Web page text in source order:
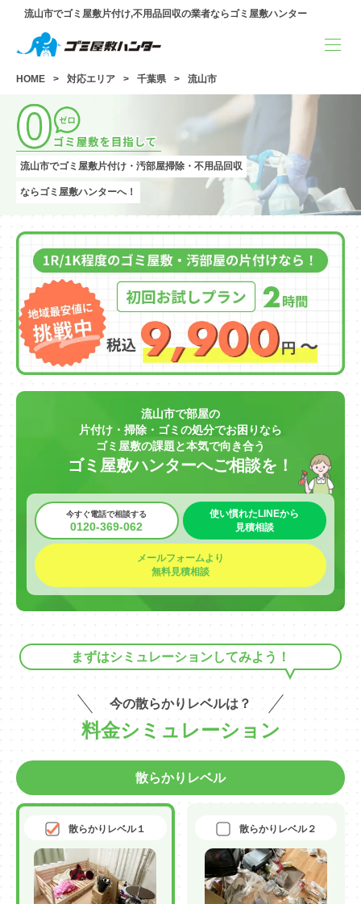
流山市でゴミ屋敷片付け,不用品回収の業者ならゴミ屋敷ハンター
HOME 対応エリア 千葉県 流山市
流山市でゴミ屋敷片付け・汚部屋掃除・不用品回収
ならゴミ屋敷ハンターへ！
流山市で部屋の
片付け・掃除・ゴミの処分でお困りなら
ゴミ屋敷の課題と本気で向き合う
ゴミ屋敷ハンターへご相談を！
今すぐ電話で相談する
0120-369-062
使い慣れたLINEから
見積相談
メールフォームより
無料見積相談
まずはシミュレーションしてみよう！
今の散らかりレベルは？
料金シミュレーション
散らかりレベル
散らかりレベル１ 散らかりレベル２